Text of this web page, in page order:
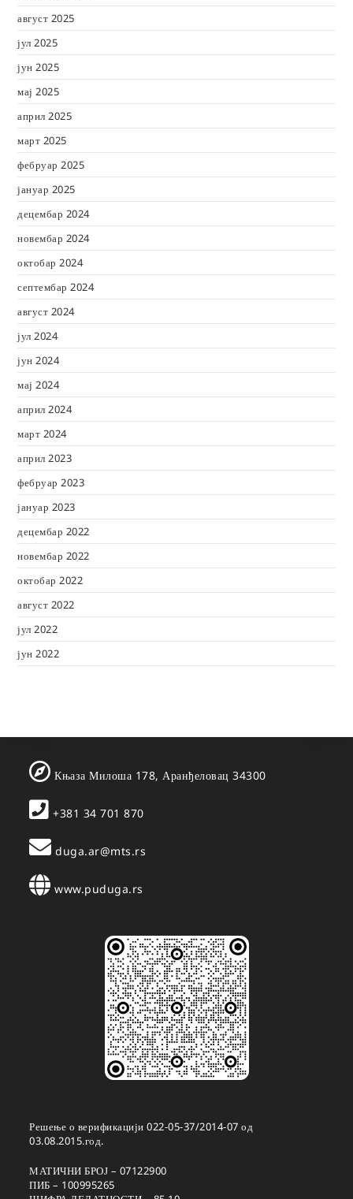
август 2025
јул 2025
јун 2025
мај 2025
април 2025
март 2025
фебруар 2025
јануар 2025
децембар 2024
новембар 2024
октобар 2024
септембар 2024
август 2024
јул 2024
јун 2024
мај 2024
април 2024
март 2024
април 2023
фебруар 2023
јануар 2023
децембар 2022
новембар 2022
октобар 2022
август 2022
јул 2022
јун 2022
Књаза Милоша 178, Аранђеловац 34300
+381 34 701 870
duga.ar@mts.rs
www.puduga.rs
Решење о верификацији 022-05-37/2014-07 од
03.08.2015.год.
МАТИЧНИ БРОЈ – 07122900
ПИБ – 100995265